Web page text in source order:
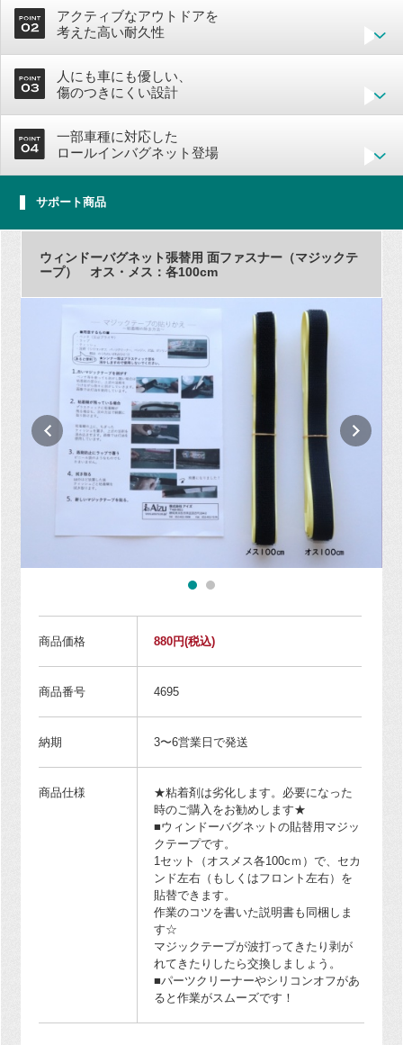
アクティブなアウトドアを
考えた高い耐久性
人にも車にも優しい、
傷のつきにくい設計
一部車種に対応した
ロールインバグネット登場
サポート商品
ウィンドーバグネット張替用 面ファスナー（マジックテ
ープ） オス・メス：各100cm
商品価格 880円(税込)
商品番号 4695
納期 3〜6営業日で発送
商品仕様
★粘着剤は劣化します。必要になった
時のご購入をお勧めします★
■ウィンドーバグネットの貼替用マジッ
クテープです。
1セット（オスメス各100cｍ）で、セカ
ンド左右（もしくはフロント左右）を
貼替できます。
作業のコツを書いた説明書も同梱しま
す☆
マジックテープが波打ってきたり剥が
れてきたりしたら交換しましょう。
■パーツクリーナーやシリコンオフがあ
ると作業がスムーズです！